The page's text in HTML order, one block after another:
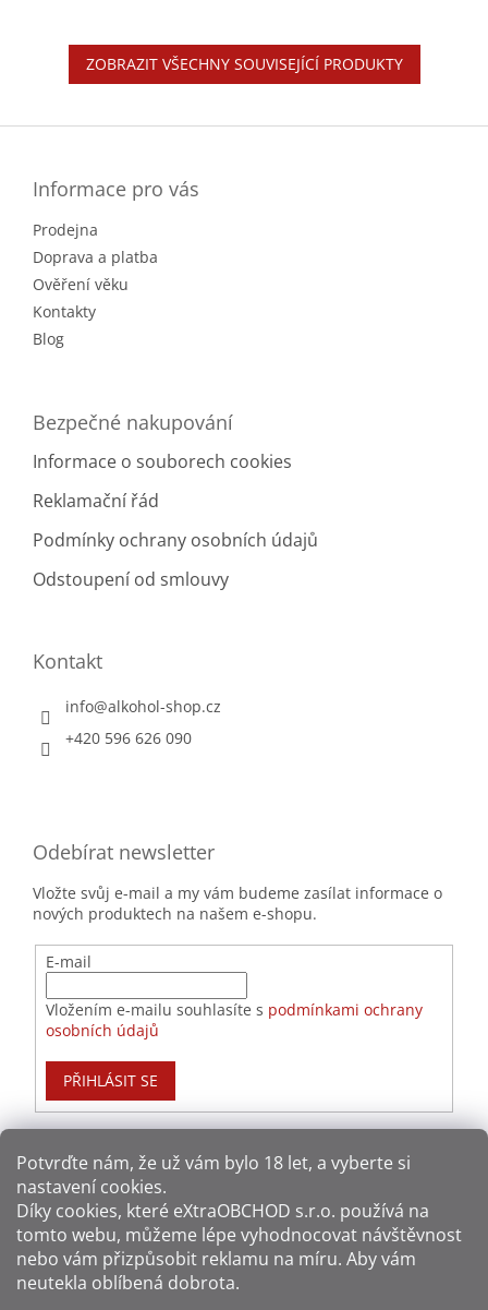
Potvrďte nám​​, že už vám bylo 18 let, a vyberte si
nastavení cookies.
Díky cookies, které eXtraOBCHOD s.r.o. používá na
tomto webu, můžeme lépe vyhodnocovat návštěvnost
nebo vám přizpůsobit reklamu na míru. Aby vám
neutekla oblíbená dobrota.
ZOBRAZIT VŠECHNY SOUVISEJÍCÍ PRODUKTY
Informace pro vás
Prodejna
Doprava a platba
Ověření věku
Kontakty
Blog
Bezpečné nakupování
Informace o souborech cookies
Reklamační řád
Podmínky ochrany osobních údajů
Odstoupení od smlouvy
Kontakt
info@alkohol-shop.cz
+420 596 626 090
Odebírat newsletter
Vložte svůj e-mail a my vám budeme zasílat informace o
nových produktech na našem e-shopu.
E-mail
Vložením e-mailu souhlasíte s podmínkami ochrany
osobních údajů
PŘIHLÁSIT SE
Způsoby dopravy: